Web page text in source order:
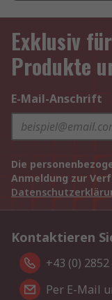
Exklusiv
Produkte
E-Mail-Anschrift
Die
Anmeldung zur
Kontaktieren
+43 (0)
Per E-Mail